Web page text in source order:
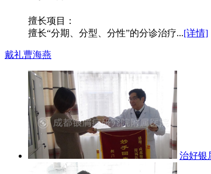
擅长项目：
擅长“分期、分型、分性”的分诊治疗...[详情]
戴礼曹海燕
治好银